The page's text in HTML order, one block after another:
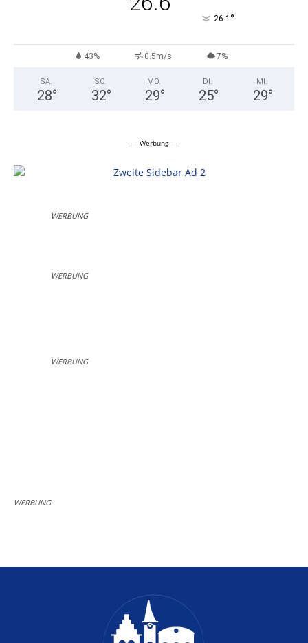
26.1 °
43% 0.5m/s 7%
SA.
28°
SO.
32°
MO.
29°
DI.
25°
MI.
29°
— Werbung —
WERBUNG
WERBUNG
WERBUNG
WERBUNG